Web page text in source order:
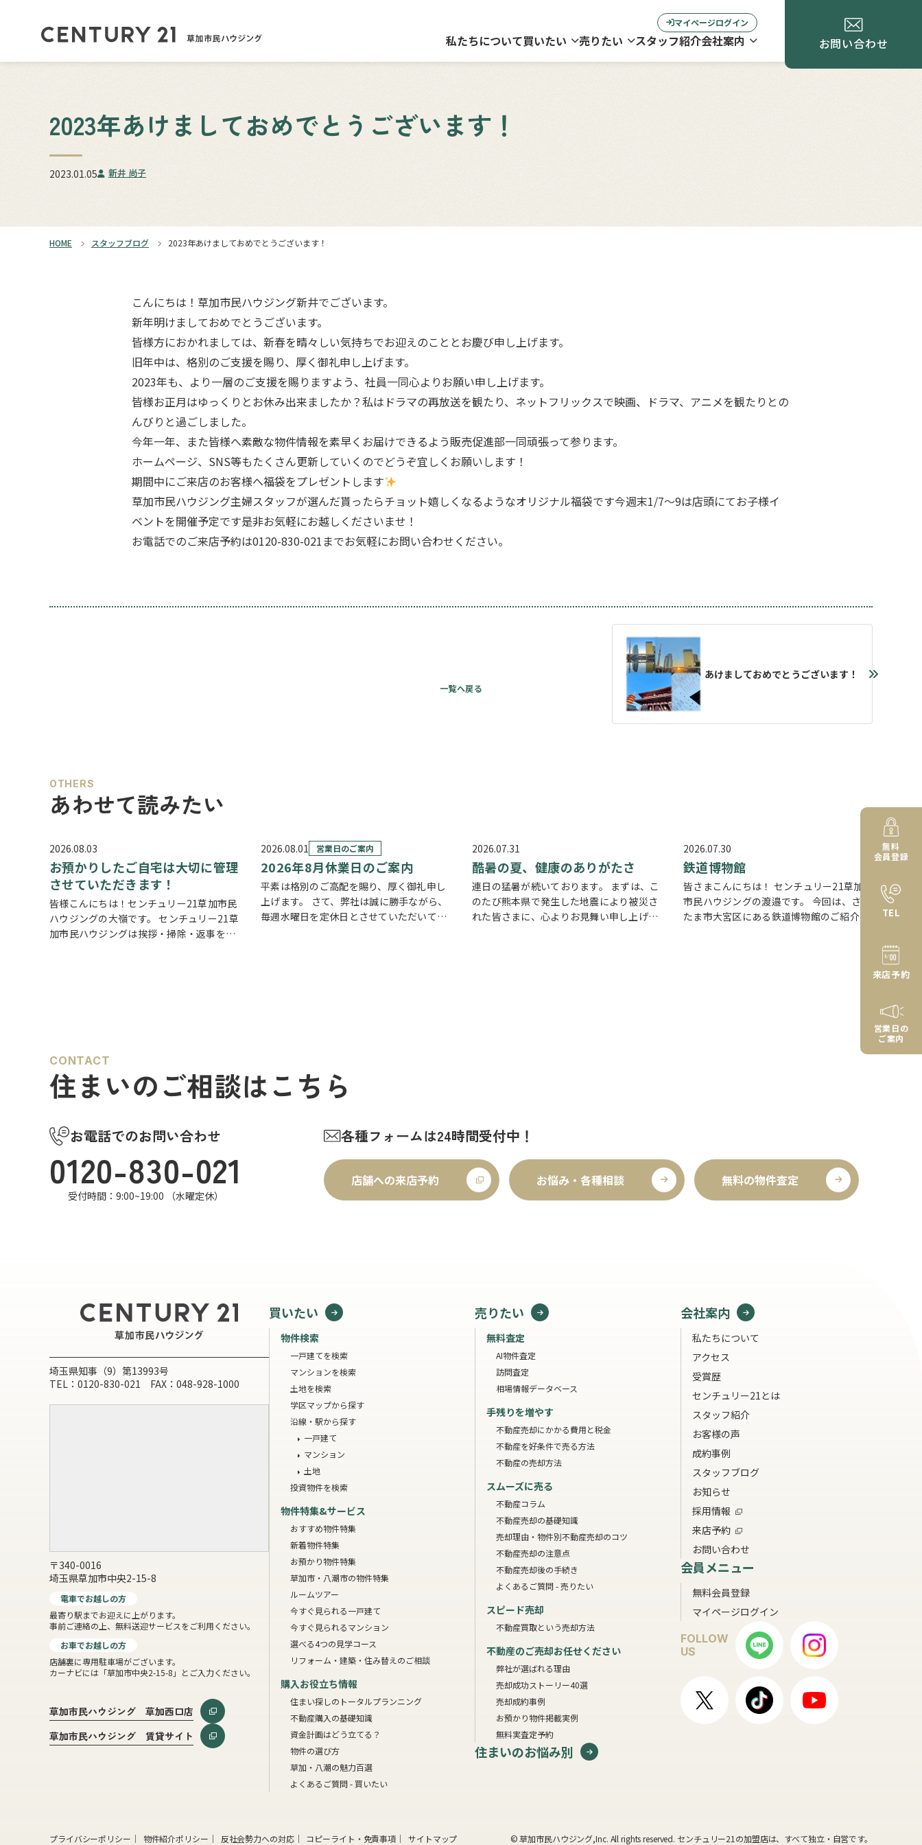
マイページログイン
私たちについて買いたい 売りたい スタッフ紹介会社案内 お問い合わせ
2023年あけましておめでとうございます！
2023.01.05 新井 尚子
HOME スタッフブログ 2023年あけましておめでとうございます！
こんにちは！草加市民ハウジング新井でございます。
新年明けましておめでとうございます。
皆様方におかれましては、新春を晴々しい気持ちでお迎えのこととお慶び申し上げます。
旧年中は、格別のご支援を賜り、厚く御礼申し上げます。
2023年も、より一層のご支援を賜りますよう、社員一同心よりお願い申し上げます。
皆様お正月はゆっくりとお休み出来ましたか？私はドラマの再放送を観たり、ネットフリックスで映画、ドラマ、アニメを観たりとの
んびりと過ごしました。
今年一年、また皆様へ素敵な物件情報を素早くお届けできるよう販売促進部一同頑張って参ります。
ホームページ、SNS等もたくさん更新していくのでどうぞ宜しくお願いします！
期間中にご来店のお客様へ福袋をプレゼントします
草加市民ハウジング主婦スタッフが選んだ貰ったらチョット嬉しくなるようなオリジナル福袋です今週末1/7～9は店頭にてお子様イ
ベントを開催予定です是非お気軽にお越しくださいませ！
お電話でのご来店予約は0120-830-021までお気軽にお問い合わせください。
あけましておめでとうございます！
OTHERS
あわせて読みたい
2026.08.03
お預かりしたご自宅は大切に管理
させていただきます！
皆様こんにちは！センチュリー21草加市民
ハウジングの大嶺です。 センチュリー21草
加市民ハウジングは挨拶・掃除・返事を大
2026.08.01 営業日のご案内
2026年8月休業日のご案内
平素は格別のご高配を賜り、厚く御礼申し
上げます。 さて、弊社は誠に勝手ながら、
毎週水曜日を定休日とさせていただいてお
2026.07.31
酷暑の夏、健康のありがたさ
連日の猛暑が続いております。 まずは、こ
のたび熊本県で発生した地震により被災さ
れた皆さまに、心よりお見舞い申し上げま
2026.07.30
鉄道博物館
皆さまこんにちは！ センチュリー21草加
市民ハウジングの渡邉です。 今回は、さい
たま市大宮区にある鉄道博物館のご紹介で
CONTACT
住まいのご相談はこちら
お電話でのお問い合わせ
0120-830-021
受付時間：9:00~19:00 （水曜定休）
各種フォームは24時間受付中！
店舗への来店予約 お悩み・各種相談 無料の物件査定
埼玉県知事（9）第13993号
TEL：0120-830-021 FAX：048-928-1000
〒340-0016
埼玉県草加市中央2-15-8
電車でお越しの方
最寄り駅までお迎えに上がります。
事前ご連絡の上、無料送迎サービスをご利用ください。
お車でお越しの方
店舗裏に専用駐車場がございます。
カーナビには「草加市中央2-15-8」とご入力ください。
草加市民ハウジング 草加西口店
草加市民ハウジング 賃貸サイト
買いたい
物件検索
一戸建てを検索
マンションを検索
土地を検索
学区マップから探す
沿線・駅から探す
一戸建て
マンション
土地
投資物件を検索
物件特集&サービス
おすすめ物件特集
新着物件特集
お預かり物件特集
草加市・八潮市の物件特集
ルームツアー
今すぐ見られる一戸建て
今すぐ見られるマンション
選べる4つの見学コース
リフォーム・建築・住み替えのご相談
購入お役立ち情報
住まい探しのトータルプランニング
不動産購入の基礎知識
資金計画はどう立てる？
物件の選び方
草加・八潮の魅力百選
よくあるご質問 - 買いたい
売りたい
無料査定
AI物件査定
訪問査定
相場情報データベース
手残りを増やす
不動産売却にかかる費用と税金
不動産を好条件で売る方法
不動産の売却方法
スムーズに売る
不動産コラム
不動産売却の基礎知識
売却理由・物件別不動産売却のコツ
不動産売却の注意点
不動産売却後の手続き
よくあるご質問 - 売りたい
スピード売却
不動産買取という売却方法
不動産のご売却お任せください
弊社が選ばれる理由
売却成功ストーリー40選
売却成約事例
お預かり物件掲載実例
無料実査定予約
住まいのお悩み別
会社案内
私たちについて
アクセス
受賞歴
センチュリー21とは
スタッフ紹介
お客様の声
成約事例
スタッフブログ
お知らせ
採用情報
来店予約
お問い合わせ
会員メニュー
無料会員登録
マイページログイン
FOLLOW
US
プライバシーポリシー 物件紹介ポリシー 反社会勢力への対応 コピーライト・免責事項 サイトマップ © 草加市民ハウジング,Inc. All rights reserved. センチュリー21の加盟店は、すべて独立・自営です。
無料
会員登録
TEL
来店予約
営業日の
ご案内